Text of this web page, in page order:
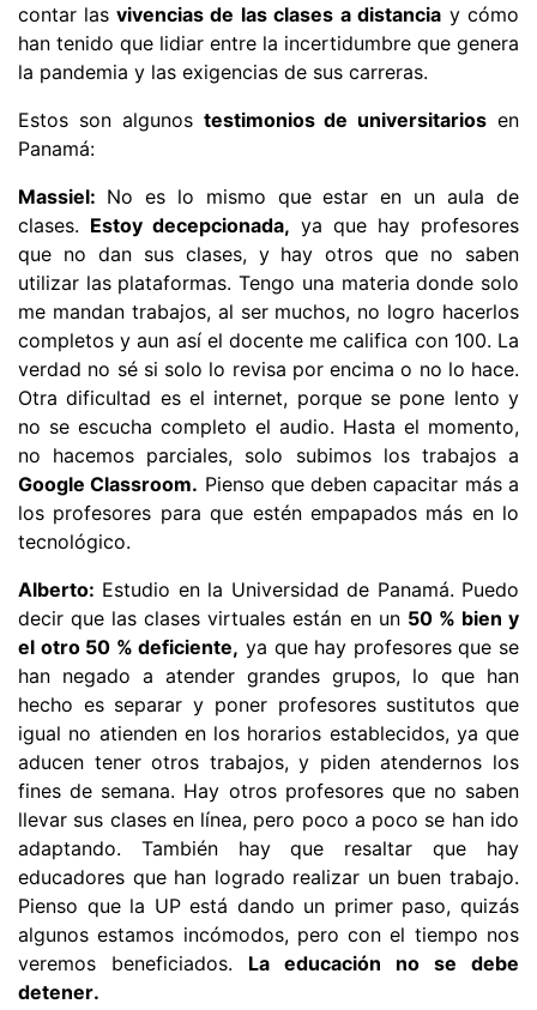
contar las vivencias de las clases a distancia y cómo
han tenido que lidiar entre la incertidumbre que genera
la pandemia y las exigencias de sus carreras.
Estos son algunos testimonios de universitarios en
Panamá:
Massiel: No es lo mismo que estar en un aula de
clases. Estoy decepcionada, ya que hay profesores
que no dan sus clases, y hay otros que no saben
utilizar las plataformas. Tengo una materia donde solo
me mandan trabajos, al ser muchos, no logro hacerlos
completos y aun así el docente me califica con 100. La
verdad no sé si solo lo revisa por encima o no lo hace.
Otra dificultad es el internet, porque se pone lento y
no se escucha completo el audio. Hasta el momento,
no hacemos parciales, solo subimos los trabajos a
Google Classroom. Pienso que deben capacitar más a
los profesores para que estén empapados más en lo
tecnológico.
Alberto: Estudio en la Universidad de Panamá. Puedo
decir que las clases virtuales están en un 50 % bien y
el otro 50 % deficiente, ya que hay profesores que se
han negado a atender grandes grupos, lo que han
hecho es separar y poner profesores sustitutos que
igual no atienden en los horarios establecidos, ya que
aducen tener otros trabajos, y piden atendernos los
fines de semana. Hay otros profesores que no saben
llevar sus clases en línea, pero poco a poco se han ido
adaptando. También hay que resaltar que hay
educadores que han logrado realizar un buen trabajo.
Pienso que la UP está dando un primer paso, quizás
algunos estamos incómodos, pero con el tiempo nos
veremos beneficiados. La educación no se debe
detener.